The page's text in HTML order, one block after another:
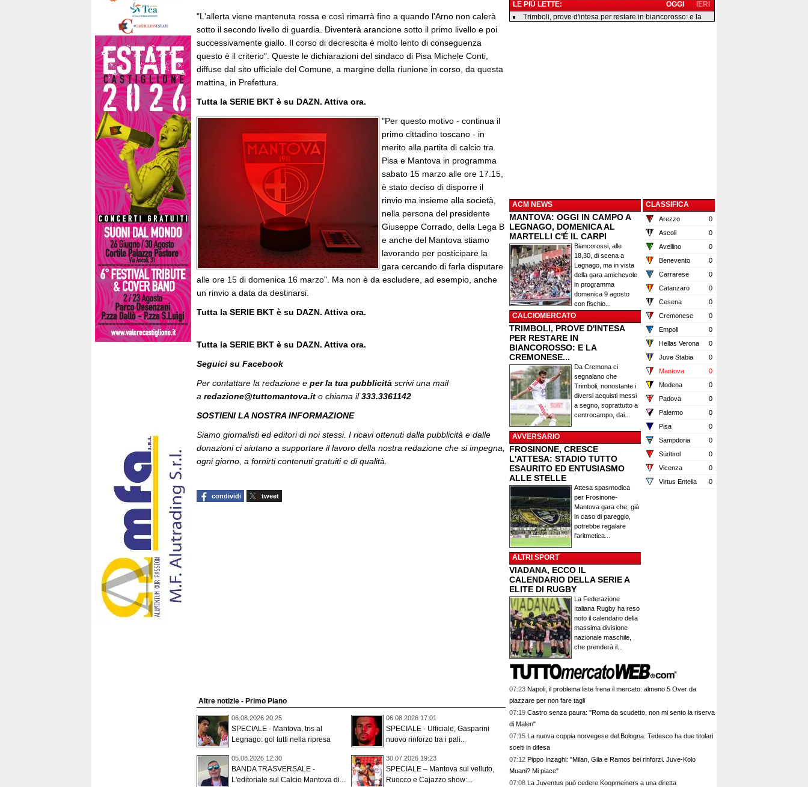
"L'allerta viene mantenuta rossa e così rimarrà fino a quando l'Arno non calerà
sotto il secondo livello di guardia. Diventerà arancione sotto il primo livello e poi
successivamente giallo. Il corso di decrescita è molto lento di conseguenza
questo è il criterio". Queste le dichiarazioni del sindaco di Pisa Michele Conti,
diffuse dal sito ufficiale del Comune, a margine della riunione in corso, da questa
mattina, in Prefettura.
Tutta la SERIE BKT è su DAZN. Attiva ora.
"Per questo motivo - continua il
primo cittadino toscano - in
merito alla partita di calcio tra
Pisa e Mantova in programma
sabato 15 marzo alle ore 17.15,
è stato deciso di disporre il
rinvio ma insieme alla società,
nella persona del presidente
Giuseppe Corrado, della Lega B
e anche del Mantova stiamo
lavorando per posticipare la
gara cercando di farla disputare
alle ore 15 di domenica 16 marzo". Ma non è da escludere, ad esempio, anche
un rinvio a data da destinarsi.
Tutta la SERIE BKT è su DAZN. Attiva ora.
Tutta la SERIE BKT è su DAZN. Attiva ora.
Seguici su Facebook
Per contattare la redazione e per la tua pubblicità scrivi una mail
a redazione@tuttomantova.it o chiama il333.3361142
SOSTIENI LA NOSTRA INFORMAZIONE
Siamo giornalisti ed editori di noi stessi. I ricavi ottenuti dalla pubblicità e dalle
donazioni ci aiutano a supportare il lavoro della nostra redazione che si impegna,
ogni giorno, a fornirti contenuti gratuiti e di qualità.
condividi tweet
Altre notizie - Primo Piano
06.08.2026 20:25
SPECIALE - Mantova, tris al
Legnago: gol tutti nella ripresa
06.08.2026 17:01
SPECIALE - Ufficiale, Gasparini
nuovo rinforzo tra i pali...
05.08.2026 12:30
BANDA TRASVERSALE -
L'editoriale sul Calcio Mantova di...
30.07.2026 19:23
SPECIALE – Mantova sul velluto,
Ruocco e Cajazzo show:...
LE PIÙ LETTE: IERI
OGGI
Trimboli, prove d'intesa per restare in biancorosso: e la
ACM NEWS
MANTOVA: OGGI IN CAMPO A
LEGNAGO, DOMENICA AL
MARTELLI C'É IL CARPI
Biancorossi, alle
18,30, di scena a
Legnago, ma in vista
della gara amichevole
in programma
domenica 9 agosto
con fischio...
CALCIOMERCATO
TRIMBOLI, PROVE D'INTESA
PER RESTARE IN
BIANCOROSSO: E LA
CREMONESE...
Da Cremona ci
segnalano che
Trimboli, nonostante i
diversi acquisti messi
a segno, soprattutto a
centrocampo, dai...
AVVERSARIO
FROSINONE, CRESCE
L'ATTESA: STADIO TUTTO
ESAURITO ED ENTUSIASMO
ALLE STELLE
Attesa spasmodica
per Frosinone-
Mantova gara che, già
in caso di pareggio,
potrebbe regalare
l'aritmetica...
ALTRI SPORT
VIADANA, ECCO IL
CALENDARIO DELLA SERIE A
ELITE DI RUGBY
La Federazione
Italiana Rugby ha reso
noto il calendario della
massima divisione
nazionale maschile,
che prenderà il...
CLASSIFICA
Arezzo
0
Ascoli
0
Avellino
0
Benevento
0
Carrarese
0
Catanzaro
0
Cesena
0
Cremonese
0
Empoli
0
Hellas Verona
0
Juve Stabia
0
Mantova
0
Modena
0
Padova
0
Palermo
0
Pisa
0
Sampdoria
0
Südtirol
0
Vicenza
0
Virtus Entella
0
07:23 Napoli, il problema liste frena il mercato: almeno 5 Over da
piazzare per non fare tagli
07:19 Castro senza paura: "Roma da scudetto, non mi sento la riserva
di Malen"
07:15 La nuova coppia norvegese del Bologna: Tedesco ha due titolari
scelti in difesa
07:12 Pippo Inzaghi: "Milan, Gila e Ramos bei rinforzi. Juve-Kolo
Muani? Mi piace"
07:08 La Juventus può cedere Koopmeiners a una diretta